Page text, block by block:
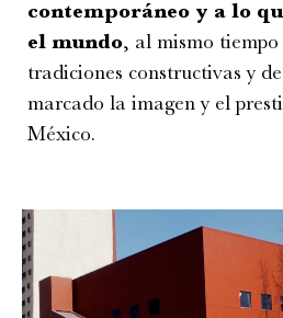
contemporáneo y a lo
el mundo, al mismo tiempo
tradiciones constructivas y
marcado la imagen y el
México.